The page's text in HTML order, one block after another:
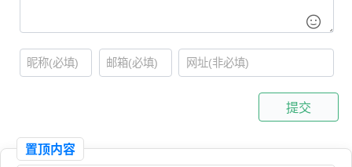
提交
置顶内容